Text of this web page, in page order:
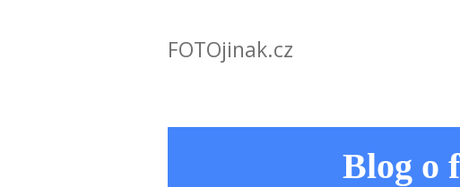
FOTOjinak.cz
Blog o